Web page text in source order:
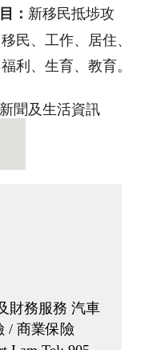
： 新移民抵埗攻
民、工作、居住、
利、生育、教育。
聞及生活資訊